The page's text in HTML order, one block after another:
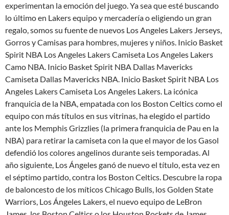
experimentan la emoción del juego. Ya sea que esté buscando
lo último en Lakers equipo y mercadería o eligiendo un gran
regalo, somos su fuente de nuevos Los Angeles Lakers Jerseys,
Gorros y Camisas para hombres, mujeres y niños. Inicio Basket
Spirit NBA Los Angeles Lakers Camiseta Los Angeles Lakers
Camo NBA. Inicio Basket Spirit NBA Dallas Mavericks
Camiseta Dallas Mavericks NBA. Inicio Basket Spirit NBA Los
Angeles Lakers Camiseta Los Angeles Lakers. La icónica
franquicia de la NBA, empatada con los Boston Celtics como el
equipo con más títulos en sus vitrinas, ha elegido el partido
ante los Memphis Grizzlies (la primera franquicia de Pau en la
NBA) para retirar la camiseta con la que el mayor de los Gasol
defendió los colores angelinos durante seis temporadas. Al
año siguiente, Los Ángeles ganó de nuevo el título, esta vez en
el séptimo partido, contra los Boston Celtics. Descubre la ropa
de baloncesto de los míticos Chicago Bulls, los Golden State
Warriors, Los Ángeles Lakers, el nuevo equipo de LeBron